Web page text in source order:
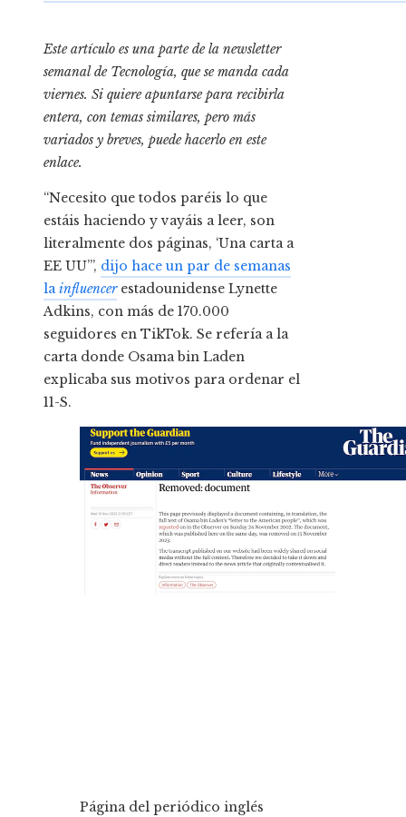
Este artículo es una parte de la newsletter
semanal de Tecnología, que se manda cada
viernes. Si quiere apuntarse para recibirla
entera, con temas similares, pero más
variados y breves, puede hacerlo en este
enlace.
“Necesito que todos paréis lo que
estáis haciendo y vayáis a leer, son
literalmente dos páginas, ‘Una carta a
EE UU’”, dijo hace un par de semanas
lainfluencer estadounidense Lynette
Adkins, con más de 170.000
seguidores en TikTok. Se refería a la
carta donde Osama bin Laden
explicaba sus motivos para ordenar el
11-S.
Página del periódico inglés